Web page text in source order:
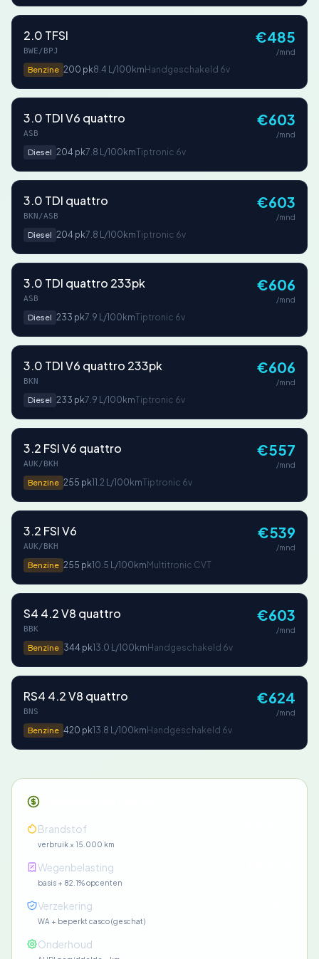
2.0 TFSI
BWE/BPJ
Benzine 200 pk8.4 L/100km Handgeschakeld 6v
€485
/mnd
3.0 TDI V6 quattro
ASB
Diesel 204 pk7.8 L/100kmTiptronic 6v
€603
/mnd
3.0 TDI quattro
BKN/ASB
Diesel 204 pk7.8 L/100kmTiptronic 6v
€603
/mnd
3.0 TDI quattro 233pk
ASB
Diesel 233 pk7.9 L/100kmTiptronic 6v
€606
/mnd
3.0 TDI V6 quattro 233pk
BKN
Diesel 233 pk7.9 L/100kmTiptronic 6v
€606
/mnd
3.2 FSI V6 quattro
AUK/BKH
Benzine 255 pk11.2 L/100kmTiptronic 6v
€557
/mnd
3.2 FSI V6
AUK/BKH
Benzine 255 pk10.5 L/100km Multitronic CVT
€539
/mnd
S4 4.2 V8 quattro
BBK
Benzine 344 pk13.0 L/100km Handgeschakeld 6v
€603
/mnd
RS4 4.2 V8 quattro
BNS
Benzine 420 pk13.8 L/100km Handgeschakeld 6v
€624
/mnd
Brandstof
verbruik × 15.000 km
Wegenbelasting
basis + 82.1% opcenten
Verzekering
WA + beperkt casco (geschat)
Onderhoud